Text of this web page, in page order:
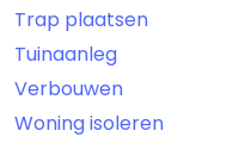
Trap plaatsen
Tuinaanleg
Verbouwen
Woning isoleren